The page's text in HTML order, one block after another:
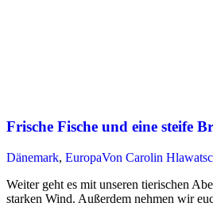
Frische Fische und eine steife
Dänemark, EuropaVon Carolin
Weiter geht es mit unseren tierischen
starken Wind. Außerdem nehmen wir